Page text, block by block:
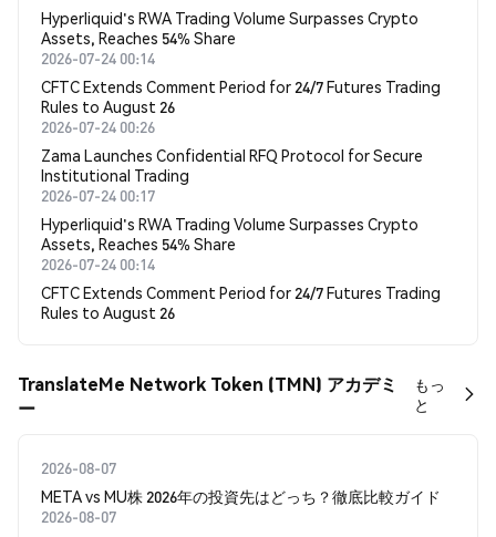
Hyperliquid's RWA Trading Volume Surpasses Crypto
Assets, Reaches 54% Share
2026-07-24 00:14
CFTC Extends Comment Period for 24/7 Futures Trading
Rules to August 26
2026-07-24 00:26
Zama Launches Confidential RFQ Protocol for Secure
Institutional Trading
2026-07-24 00:17
Hyperliquid's RWA Trading Volume Surpasses Crypto
Assets, Reaches 54% Share
2026-07-24 00:14
CFTC Extends Comment Period for 24/7 Futures Trading
Rules to August 26
TranslateMe Network Token (TMN) アカデミ
ー
もっ
と
2026-08-07
META vs MU株 2026年の投資先はどっち？徹底比較ガイド
2026-08-07